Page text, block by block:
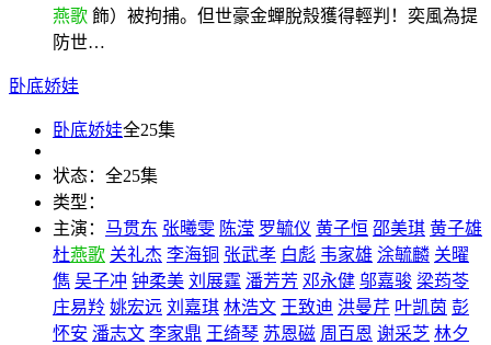
燕歌 飾）被拘捕。但世豪金蟬脫殼獲得輕判！奕風為提
防世…
卧底娇娃
卧底娇娃全25集
状态： 全25集
类型：
主演： 马贯东 张曦雯 陈滢 罗毓仪 黄子恒 邵美琪 黄子雄
杜燕歌 关礼杰 李海铜 张武孝 白彪 韦家雄 涂毓麟 关曜
儁 吴子冲 钟柔美 刘展霆 潘芳芳 邓永健 邬嘉骏 梁荺苓
庄易羚 姚宏远 刘嘉琪 林浩文 王致迪 洪曼芹 叶凯茵 彭
怀安 潘志文 李家鼎 王绮琴 苏恩磁 周百恩 谢采芝 林夕